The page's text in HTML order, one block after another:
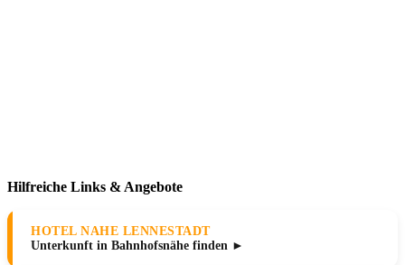
Hilfreiche Links & Angebote
HOTEL NAHE LENNESTADT
Unterkunft in Bahnhofsnähe finden ►